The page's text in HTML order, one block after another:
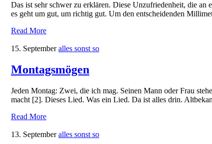
Das ist sehr schwer zu erklären. Diese Unzufriedenheit, die an
es geht um gut, um richtig gut. Um den entscheidenden
Read More
15. September alles sonst so
Montagsmögen
Jeden Montag: Zwei, die ich mag. Seinen Mann oder Frau
macht [2]. Dieses Lied. Was ein Lied. Da ist alles drin.
Read More
13. September alles sonst so